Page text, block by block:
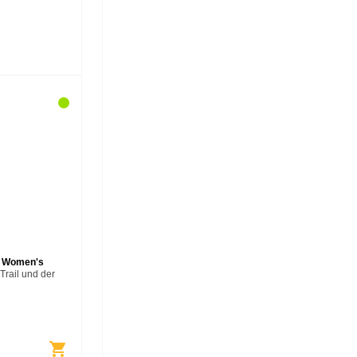
und der
den Lenker
shopping_cart